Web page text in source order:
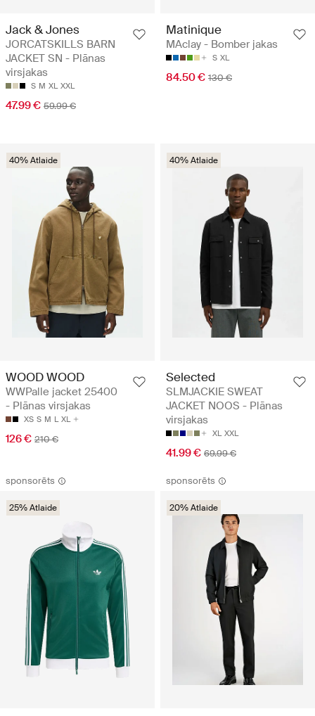
Jack & Jones
JORCATSKILLS BARN
JACKET SN - Plānas
virsjakas
S M XL XXL
47.99 € 59.99 €
Matinique
MAclay - Bomber jakas
S XL
84.50 € 130 €
40% Atlaide
WOOD WOOD
WWPalle jacket 25400
- Plānas virsjakas
XS S M L XL
126 € 210 €
40% Atlaide
Selected
SLMJACKIE SWEAT
JACKET NOOS - Plānas
virsjakas
XL XXL
41.99 € 69.99 €
sponsorēts
25% Atlaide
sponsorēts
20% Atlaide